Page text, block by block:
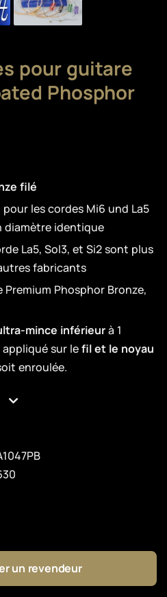
pour guitare
Phosphor
filé
pour les cordes Mi6 und La5
diamètre identique
La5, Sol3, et Si2 sont plus
fabricants
Phosphor Bronze,
mince inférieurà 1
sur lefil et le noyau
enroulée.
un revendeur